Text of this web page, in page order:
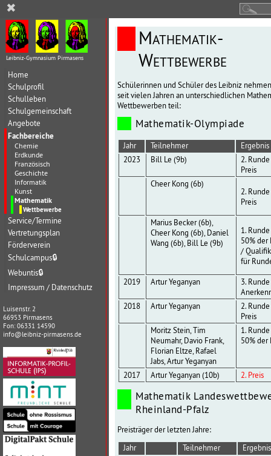
Leibniz-Gymnasium Pirmasens
Home
Schulprofil
Schulleben
Schulgemeinschaft
Angebote
Fachbereiche
Chemie
Erdkunde
Französisch
Geschichte
Informatik
Kunst
Mathematik
Wettbewerbe
Service/Termine
Vertretungsplan
Förderverein
Schulcampus🔒
Webuntis🔒
Impressum / Datenschutz
Luisenstr. 2
66953 Pirmasens
Fon: 06331 14590
info@leibniz-pirmasens.de
Mathematik-
Wettbewerbe
Schülerinnen und Schüler des Leibniz
seit vielen Jahren an unterschiedlichen
Wettbewerben teil:
Mathematik-Olympiade
Jahr Teilnehmer
Ergebnis
2023
Bill Le (9b)
2.
Preis
Cheer Kong (6b)
2.
Preis
Marius Becker (6b),
Cheer Kong (6b), Daniel
Wang (6b), Bill Le (9b)
1.
50% der
/
für
2019
Artur Yeganyan
3.
2018
Artur Yeganyan
2.
Preis
Moritz Stein, Tim
Neumahr, Davio Frank,
Florian Eltze, Rafael
Jabs, Artur Yeganyan
1.
50% der
2017 Artur Yeganyan (10b) 2. Preis
Mathematik
Rheinland-Pfalz
Preisträger der letzten Jahre:
Jahr
Teilnehmer
Ergebnis
✖